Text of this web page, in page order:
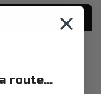
route...